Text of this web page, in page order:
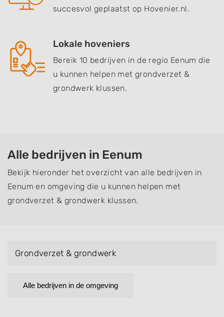
succesvol geplaatst op Hovenier.nl.
Lokale hoveniers
Bereik 10 bedrijven in de regio Eenum die
u kunnen helpen met grondverzet &
grondwerk klussen.
Alle bedrijven in Eenum
Bekijk hieronder het overzicht van alle bedrijven in
Eenum en omgeving die u kunnen helpen met
grondverzet & grondwerk klussen.
Grondverzet & grondwerk
Alle bedrijven in de omgeving